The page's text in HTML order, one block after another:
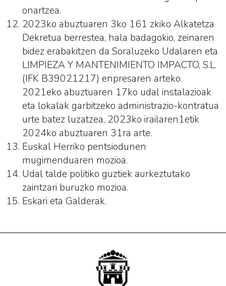
onartzea.
2023ko abuztuaren 3ko 161 zkiko Alkatetza
Dekretua berrestea, hala badagokio, zeinaren
bidez erabakitzen da Soraluzeko Udalaren eta
LIMPIEZA Y MANTENIMIENTO IMPACTO, S.L.
(IFK B39021217) enpresaren arteko
2021eko abuztuaren 17ko udal instalazioak
eta lokalak garbitzeko administrazio-kontratua
urte batez luzatzea, 2023ko irailaren1etik
2024ko abuztuaren 31ra arte.
Euskal Herriko pentsiodunen
mugimenduaren mozioa.
Udal talde politiko guztiek aurkeztutako
zaintzari buruzko mozioa.
Eskari eta Galderak.